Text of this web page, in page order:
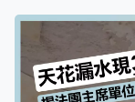
廈的業主立案法
試，均顯示自己
有人話我聽呢度
係我困難嚟㗎，